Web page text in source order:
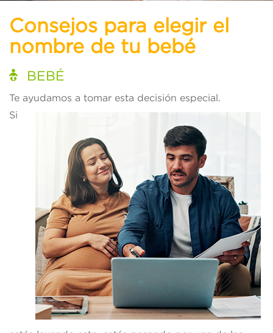
Consejos para elegir el
nombre de tu bebé
BEBÉ
Te ayudamos a tomar esta decisión especial.
Si